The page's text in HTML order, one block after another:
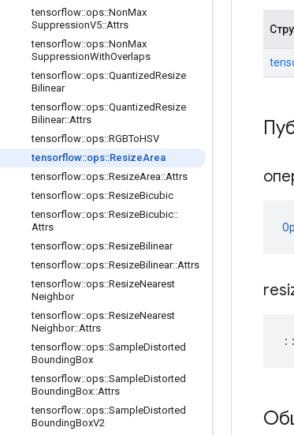
tensorflow::ops::NonMax
SuppressionV5::Attrs
tensorflow::ops::NonMax
SuppressionWithOverlaps
tensorflow::ops::QuantizedResize
Bilinear
tensorflow::ops::QuantizedResize
Bilinear::Attrs
tensorflow::ops::RGBToHSV
tensorflow::ops::ResizeArea
tensorflow::ops::ResizeArea::Attrs
tensorflow::ops::ResizeBicubic
tensorflow::ops::ResizeBicubic::
Attrs
tensorflow::ops::ResizeBilinear
tensorflow::ops::ResizeBilinear::Attrs
tensorflow::ops::ResizeNearest
Neighbor
tensorflow::ops::ResizeNearest
Neighbor::Attrs
tensorflow::ops::SampleDistorted
BoundingBox
tensorflow::ops::SampleDistorted
BoundingBox::Attrs
tensorflow::ops::SampleDistorted
BoundingBoxV2
::